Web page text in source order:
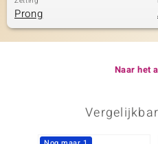
Prong
Naar het